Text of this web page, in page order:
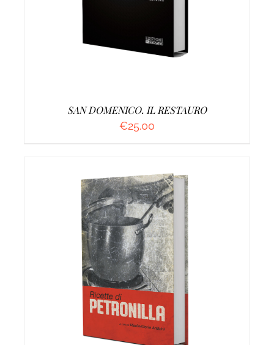
SAN DOMENICO. IL RESTAURO
€25.00
DETTAGLI